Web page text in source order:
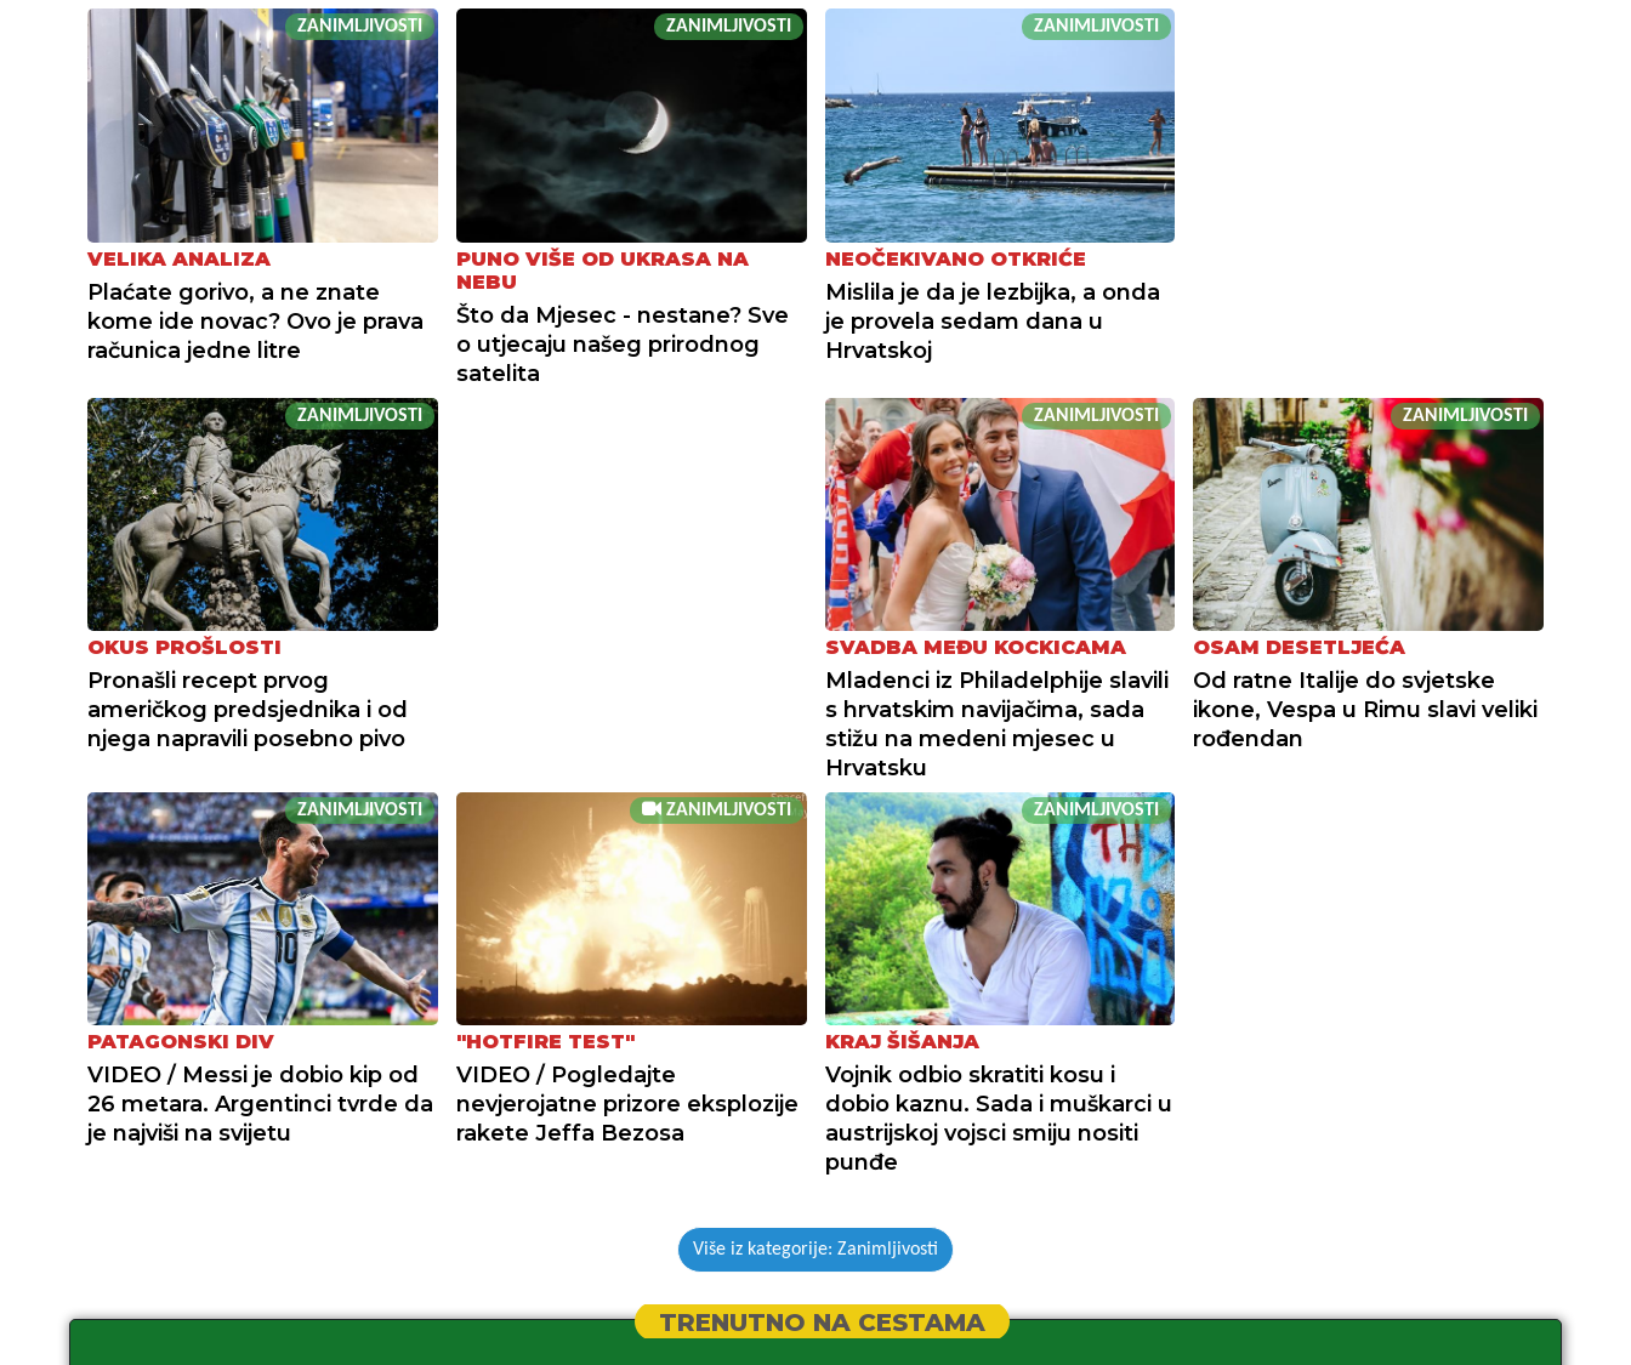
ZANIMLJIVOSTI
VELIKA ANALIZA
Plaćate gorivo, a ne znate
kome ide novac? Ovo je prava
računica jedne litre
ZANIMLJIVOSTI
PUNO VIŠE OD UKRASA NA
NEBU
Što da Mjesec - nestane? Sve
o utjecaju našeg prirodnog
satelita
ZANIMLJIVOSTI
NEOČEKIVANO OTKRIĆE
Mislila je da je lezbijka, a onda
je provela sedam dana u
Hrvatskoj
ZANIMLJIVOSTI
OKUS PROŠLOSTI
Pronašli recept prvog
američkog predsjednika i od
njega napravili posebno pivo
ZANIMLJIVOSTI
SVADBA MEĐU KOCKICAMA
Mladenci iz Philadelphije slavili
s hrvatskim navijačima, sada
stižu na medeni mjesec u
Hrvatsku
ZANIMLJIVOSTI
OSAM DESETLJEĆA
Od ratne Italije do svjetske
ikone, Vespa u Rimu slavi veliki
rođendan
ZANIMLJIVOSTI
PATAGONSKI DIV
VIDEO / Messi je dobio kip od
26 metara. Argentinci tvrde da
je najviši na svijetu
ZANIMLJIVOSTI
"HOTFIRE TEST"
VIDEO / Pogledajte
nevjerojatne prizore eksplozije
rakete Jeffa Bezosa
ZANIMLJIVOSTI
KRAJ ŠIŠANJA
Vojnik odbio skratiti kosu i
dobio kaznu. Sada i muškarci u
austrijskoj vojsci smiju nositi
punđe
Više iz kategorije: Zanimljivosti
TRENUTNO NA CESTAMA